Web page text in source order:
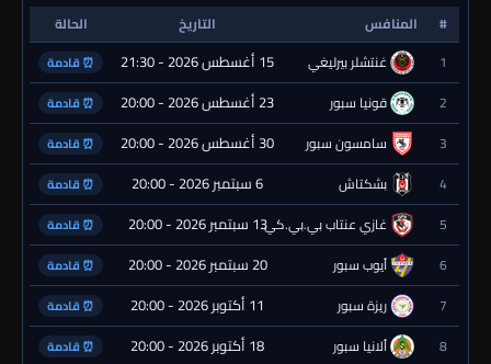
# المنافس التاريخ
الحالة
1
غنتشلر بيرليغي 15 أغسطس 2026 - 21:30 ⏰ قادمة
2 قونيا سبور 23 أغسطس 2026 - 20:00 ⏰ قادمة
3 سامسون سبور 30 أغسطس 2026 - 20:00 ⏰ قادمة
4 بشكتاش 6 سبتمبر 2026 - 20:00 ⏰ قادمة
5 غازي عنتاب بي.بي.كي.13 سبتمبر 2026 - 20:00 ⏰ قادمة
6 أيوب سبور 20 سبتمبر 2026 - 20:00 ⏰ قادمة
7 ريزة سبور 11 أكتوبر 2026 - 20:00 ⏰ قادمة
8 ألانيا سبور 18 أكتوبر 2026 - 20:00 ⏰ قادمة